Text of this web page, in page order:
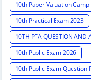
10th Paper Valuation Camp
10th Practical Exam 2023
10TH PTA QUESTION AND
10th Public Exam 2026
10th Public Exam Question